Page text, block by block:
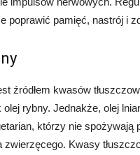
poprawić pamięć, nastrój i
źródłem kwasów
olej rybny. Jednakże, olej
którzy nie spożywają
zwierzęcego. Kwasy